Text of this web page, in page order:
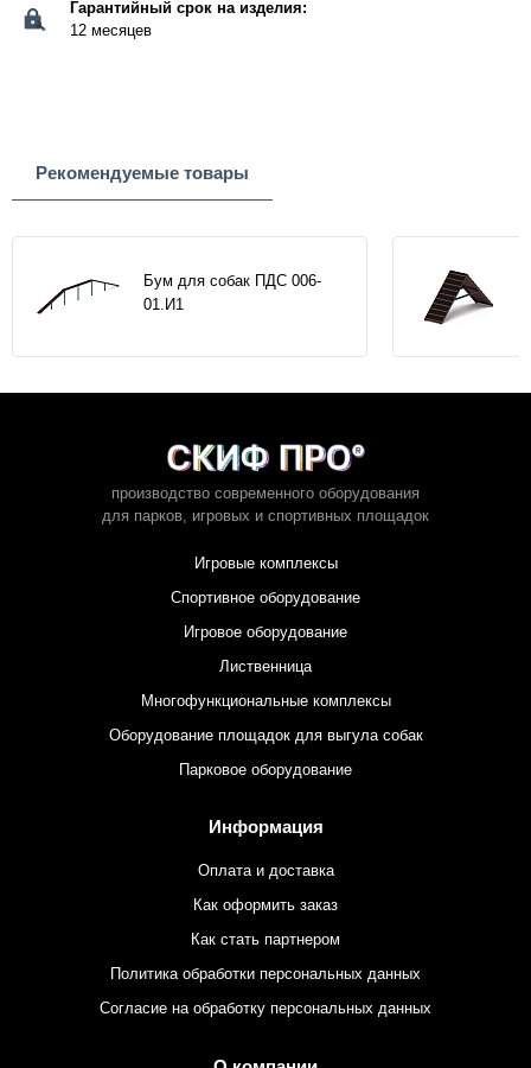
Гарантийный срок на изделия:
12 месяцев
Рекомендуемые товары
Бум для собак ПДС 006-
01.И1
производство современного оборудования
для парков, игровых и спортивных площадок
Игровые комплексы
Спортивное оборудование
Игровое оборудование
Лиственница
Многофункциональные комплексы
Оборудование площадок для выгула собак
Парковое оборудование
Информация
Оплата и доставка
Как оформить заказ
Как стать партнером
Политика обработки персональных данных
Согласие на обработку персональных данных